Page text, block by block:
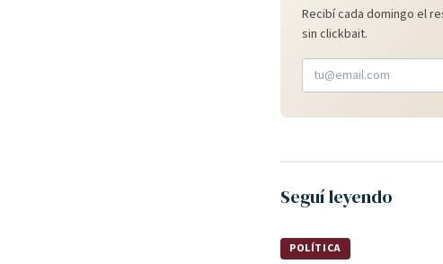
Recibí cada domingo el
sin clickbait.
Seguí leyendo
POLÍTICA